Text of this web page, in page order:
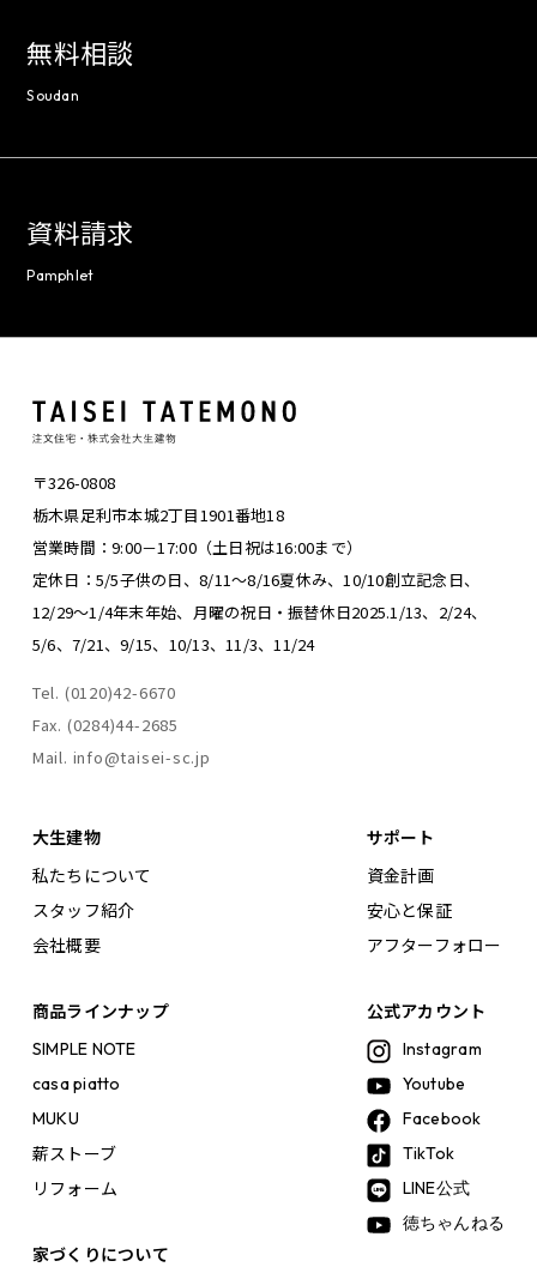
無料相談
Soudan
資料請求
Pamphlet
〒326-0808
栃木県足利市本城2丁目1901番地18
営業時間：9:00－17:00（土日祝は16:00まで）
定休日：5/5子供の日、8/11～8/16夏休み、10/10創立記念日、
12/29～1/4年末年始、 月曜の祝日・振替休日2025.1/13、2/24、
5/6、7/21、9/15、10/13、11/3、11/24
Tel. (0120)42-6670
Fax. (0284)44-2685
Mail. info@taisei-sc.jp
大生建物
私たちについて
スタッフ紹介
会社概要
商品ラインナップ
SIMPLE NOTE
casa piatto
MUKU
薪ストーブ
リフォーム
家づくりについて
サポート
資金計画
安心と保証
アフターフォロー
公式アカウント
Instagram
Youtube
Facebook
TikTok
LINE公式
徳ちゃんねる